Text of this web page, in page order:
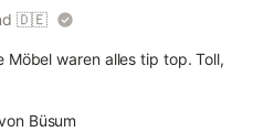
🇩🇪
Möbel waren alles tip top. Toll,
Büsum